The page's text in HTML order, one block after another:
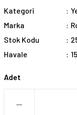
Kategori
Marka
Stok Kodu
Havale
Adet